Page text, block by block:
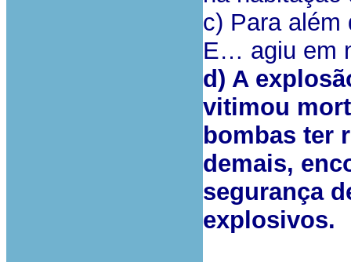
c) Para além
E… agiu em
d) A
vitimou
bombas ter
demais,
segurança
explosivos.